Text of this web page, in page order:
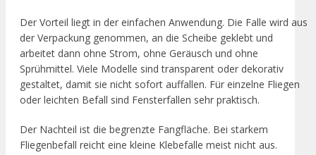
Der Vorteil liegt in der einfachen Anwendung. Die Falle wird aus
der Verpackung genommen, an die Scheibe geklebt und
arbeitet dann ohne Strom, ohne Geräusch und ohne
Sprühmittel. Viele Modelle sind transparent oder dekorativ
gestaltet, damit sie nicht sofort auffallen. Für einzelne Fliegen
oder leichten Befall sind Fensterfallen sehr praktisch.
Der Nachteil ist die begrenzte Fangfläche. Bei starkem
Fliegenbefall reicht eine kleine Klebefalle meist nicht aus.